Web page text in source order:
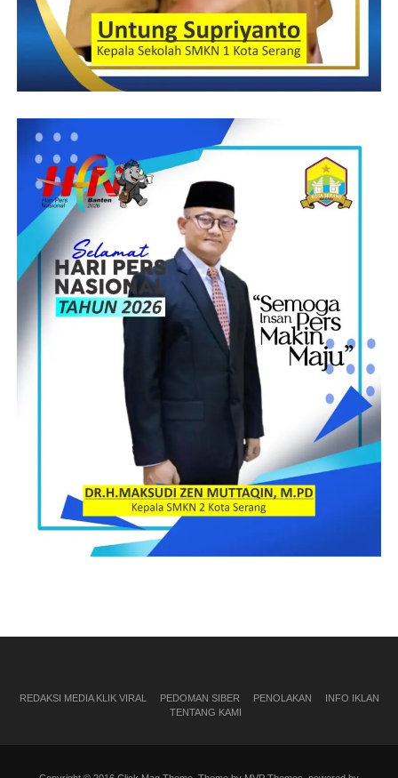
REDAKSI MEDIA KLIK VIRAL PEDOMAN SIBER PENOLAKAN
INFO IKLAN
TENTANG KAMI